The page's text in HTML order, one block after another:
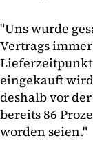
"Uns wurde
Vertrags
eingekauft
deshalb vor
bereits 86
worden seien."